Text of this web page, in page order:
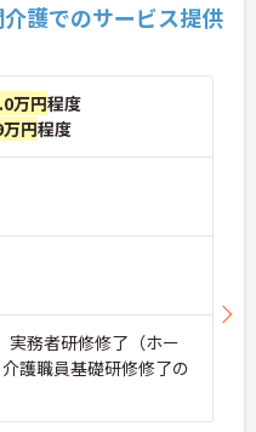
護でのサービス提供
万円程度
円程度
務者研修修了（ホー
護職員基礎研修修了の